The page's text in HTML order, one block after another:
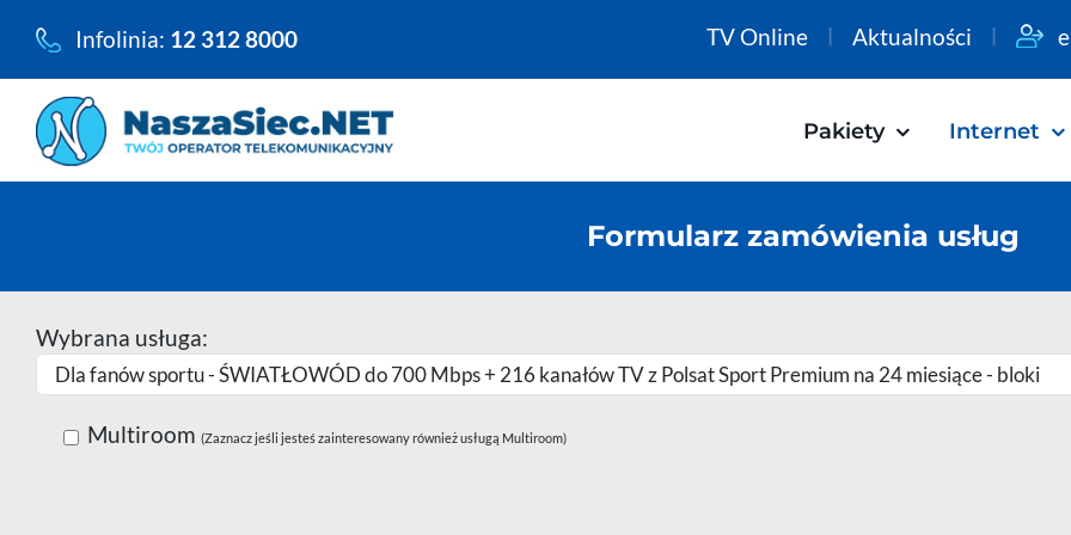
zawartości
Infolinia: 12 312 8000 TV Online Aktualności
Pakiety Internet
Formularz zamówienia usług
Wybrana usługa:
Multiroom (Zaznacz jeśli jesteś zainteresowany również usługą Multiroom)